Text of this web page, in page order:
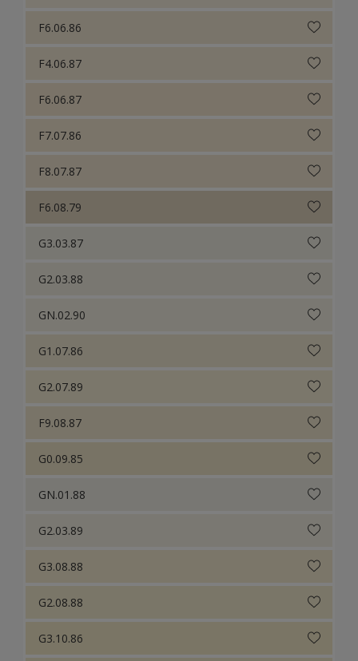
F6.06.86
F4.06.87
F6.06.87
F7.07.86
F8.07.87
F6.08.79
G3.03.87
G2.03.88
GN.02.90
G1.07.86
G2.07.89
F9.08.87
G0.09.85
GN.01.88
G2.03.89
G3.08.88
G2.08.88
G3.10.86